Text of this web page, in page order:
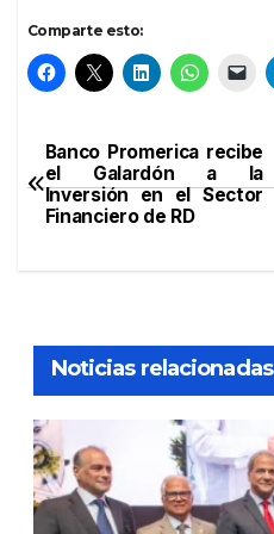
Comparte esto:
Navegación
de
Banco Promerica recibe
el Galardón a la
Inversión en el Sector
Financiero de RD
Noticias relacionadas